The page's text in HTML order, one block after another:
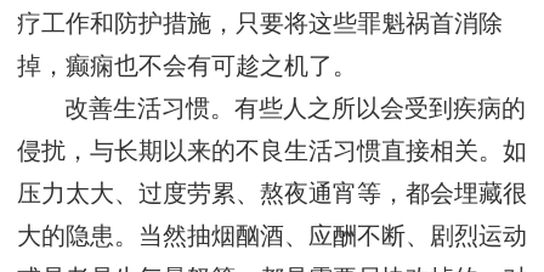
疗工作和防护措施，只要将这些罪魁祸首消除
掉，癫痫也不会有可趁之机了。
改善生活习惯。有些人之所以会受到疾病的
侵扰，与长期以来的不良生活习惯直接相关。如
压力太大、过度劳累、熬夜通宵等，都会埋藏很
大的隐患。当然抽烟酗酒、应酬不断、剧烈运动